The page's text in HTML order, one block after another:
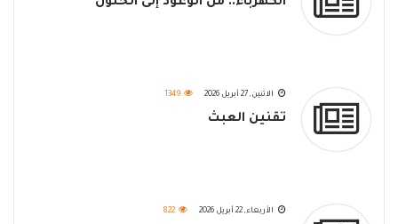
الاثنين, 27 أبريل 2026 1349
تقنين العبث
الأربعاء, 22 أبريل 2026 822